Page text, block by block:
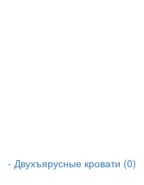
- Двухъярусные кровати (0)